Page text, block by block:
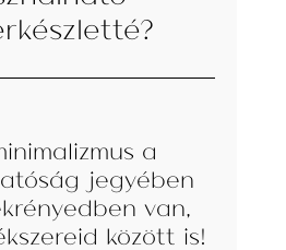
a
jegyében
van,
között is!